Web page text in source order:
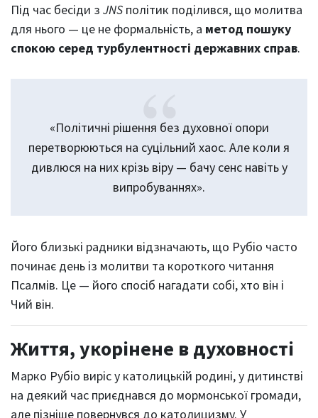
Під час бесіди з JNS політик поділився, що молитва
для нього — це не формальність, а метод пошуку
спокою серед турбулентності державних справ.
«Політичні рішення без духовної опори
перетворюються на суцільний хаос. Але коли я
дивлюся на них крізь віру — бачу сенс навіть у
випробуваннях».
Його близькі радники відзначають, що Рубіо часто
починає день із молитви та короткого читання
Псалмів. Це — його спосіб нагадати собі, хто він і
Чий він.
Життя, укорінене в духовності
Марко Рубіо виріс у католицькій родині, у дитинстві
на деякий час приєднався до мормонської громади,
але пізніше повернувся до католицизму. У